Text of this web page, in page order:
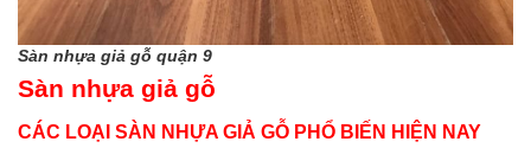
Sàn nhựa giả gỗ quận 9
Sàn nhựa giả gỗ
CÁC LOẠI SÀN NHỰA GIẢ GỖ PHỔ BIẾN HIỆN NAY